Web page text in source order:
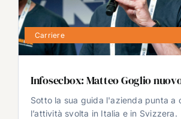
Carriere
Infosecbox: Matteo Goglio
Sotto la sua guida l'azienda punta a
l’attività svolta in Italia e in Svizzera.